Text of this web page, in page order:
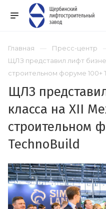
Главная Пресс-центр
ЩЛЗ представил лифт
строительном форуме 100+
ЩЛЗ
класса на XII
строительном
TechnoBuild